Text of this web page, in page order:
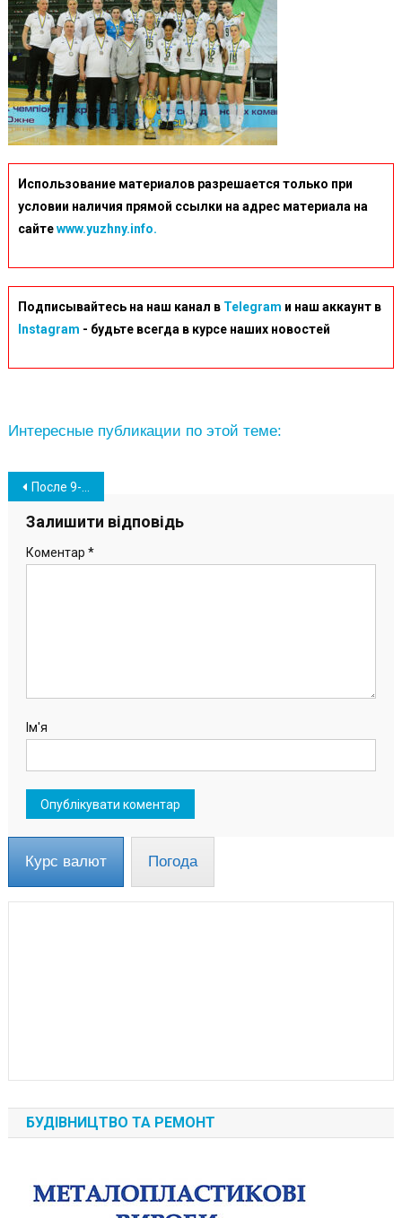
Использование материалов разрешается только при
условии наличия прямой ссылки на адрес материала на
сайтеwww.yuzhny.info.
Подписывайтесь на наш канал в Telegram и наш аккаунт в
Instagram - будьте всегда в курсе наших новостей
Интересные публикации по этой теме:
Навігація
записів
После 9-ти подряд побед ВК «Химик» стал серебряным призером в чемпионатах Украины
Залишити відповідь
Коментар *
Ім'я
Курс валют Погода
БУДІВНИЦТВО ТА РЕМОНТ